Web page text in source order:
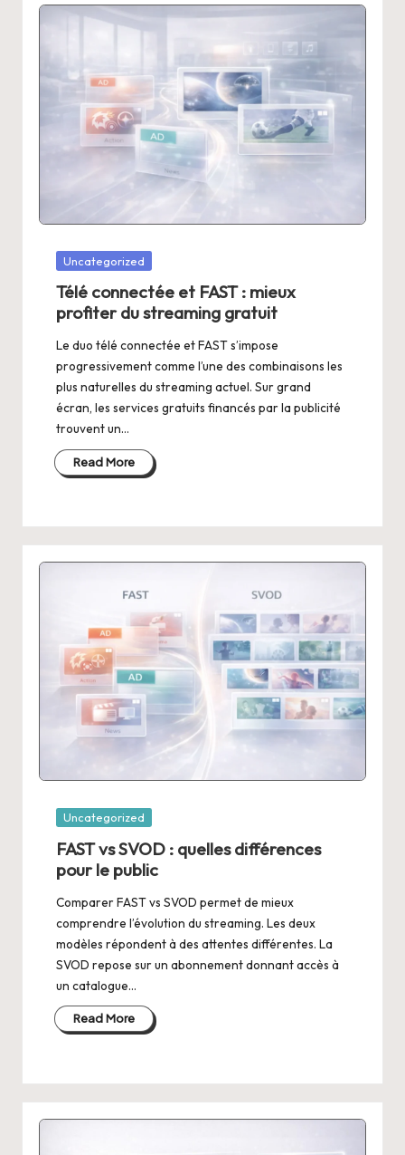
Posted
Uncategorized
Télé connectée et FAST : mieux
profiter du streaming gratuit
Le duo télé connectée et FAST s’impose
progressivement comme l’une des combinaisons les
plus naturelles du streaming actuel. Sur grand
écran, les services gratuits financés par la publicité
trouvent un…
Read More
Posted
Uncategorized
FAST vs SVOD : quelles différences
pour le public
Comparer FAST vs SVOD permet de mieux
comprendre l’évolution du streaming. Les deux
modèles répondent à des attentes différentes. La
SVOD repose sur un abonnement donnant accès à
un catalogue…
Read More